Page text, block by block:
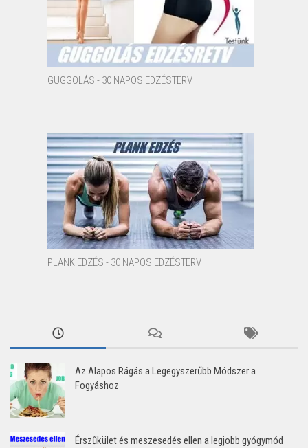
GUGGOLÁS - 30 NAPOS EDZÉSTERV
PLANK EDZÉS - 30 NAPOS EDZÉSTERV
Az Alapos Rágás a Legegyszerűbb Módszer a
Fogyáshoz
Érszűkület és meszesedés ellen a legjobb gyógymód